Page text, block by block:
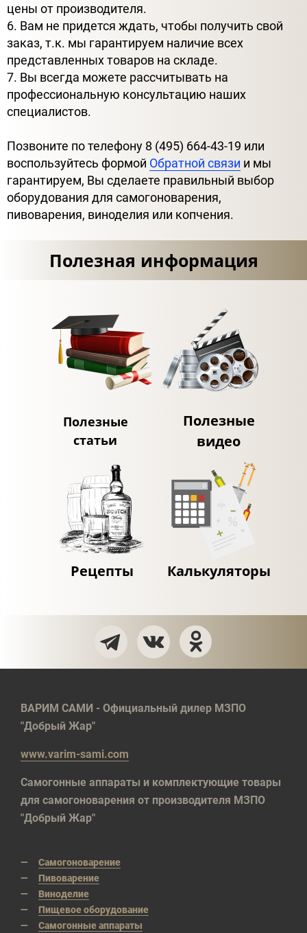
цены от производителя.
6. Вам не придется ждать, чтобы получить свой
заказ, т.к. мы гарантируем наличие всех
представленных товаров на складе.
7. Вы всегда можете рассчитывать на
профессиональную консультацию наших
специалистов.
Позвоните по телефону 8 (495) 664-43-19 или
воспользуйтесь формой Обратной связи и мы
гарантируем, Вы сделаете правильный выбор
оборудования для самогоноварения,
пивоварения, виноделия или копчения.
Полезная информация
Полезные
статьи
Полезные
видео
Рецепты Калькуляторы
ВАРИМ САМИ - Официальный дилер МЗПО
"Добрый Жар"
www.varim-sami.com
Самогонные аппараты и комплектующие товары
для самогоноварения от производителя МЗПО
"Добрый Жар"
Самогоноварение
Пивоварение
Виноделие
Пищевое оборудование
Самогонные аппараты